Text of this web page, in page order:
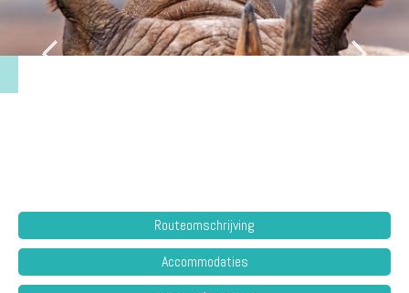
Routeomschrijving
Accommodaties